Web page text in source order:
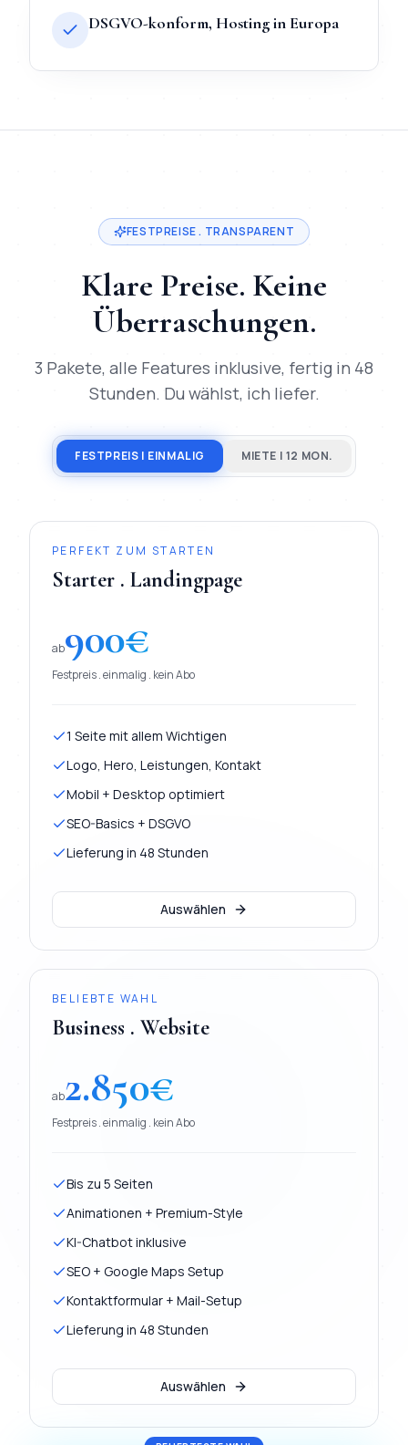
DSGVO-konform, Hosting in Europa
FESTPREISE . TRANSPARENT
Klare Preise. Keine
Überraschungen.
3 Pakete, alle Features inklusive, fertig in 48
Stunden. Du wählst, ich liefer.
FESTPREIS | EINMALIG MIETE | 12 MON.
PERFEKT ZUM STARTEN
Starter . Landingpage
ab900€
Festpreis . einmalig . kein Abo
1 Seite mit allem Wichtigen
Logo, Hero, Leistungen, Kontakt
Mobil + Desktop optimiert
SEO-Basics + DSGVO
Lieferung in 48 Stunden
Auswählen
BELIEBTE WAHL
Business . Website
ab2.850€
Festpreis . einmalig . kein Abo
Bis zu 5 Seiten
Animationen + Premium-Style
KI-Chatbot inklusive
SEO + Google Maps Setup
Kontaktformular + Mail-Setup
Lieferung in 48 Stunden
Auswählen